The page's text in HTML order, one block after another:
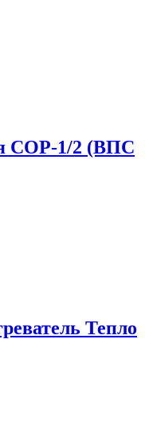
СОР-1/2 (ВПС
Тепло